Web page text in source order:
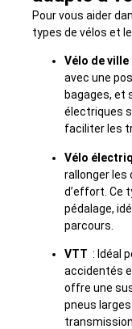
Pour vous aider
types de vélos et
Vélo de ville
avec une
bagages, et
électriques
faciliter les
Vélo
rallonger les
d’effort. Ce
pédalage,
parcours.
VTT : Idéal
accidentés
offre une
pneus